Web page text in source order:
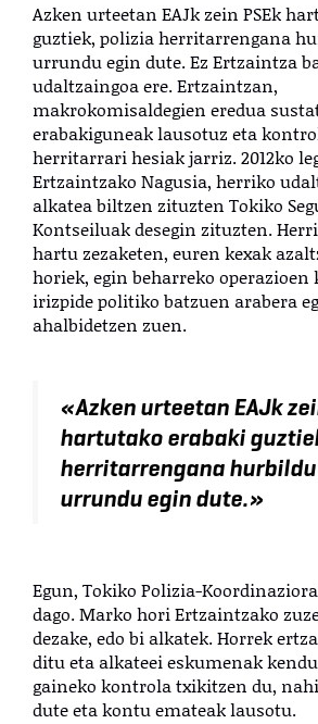
Azken urteetan EAJk zein PSEk
guztiek, polizia herritarrengana
urrundu egin dute. Ez Ertzaintza
udaltzaingoa ere. Ertzaintzan,
makrokomisaldegien eredua
erabakiguneak lausotuz eta
herritarrari hesiak jarriz. 2012ko
Ertzaintzako Nagusia, herriko
alkatea biltzen zituzten Tokiko
Kontseiluak desegin zituzten.
hartu zezaketen, euren kexak
horiek, egin beharreko operazioen
irizpide politiko batzuen arabera
ahalbidetzen zuen.
«Azken urteetan EAJk
hartutako erabaki
herritarrengana
urrundu egin dute.»
Egun, Tokiko Polizia-
dago. Marko hori Ertzaintzako
dezake, edo bi alkatek. Horrek
ditu eta alkateei eskumenak
gaineko kontrola txikitzen du,
dute eta kontu emateak lausotu.